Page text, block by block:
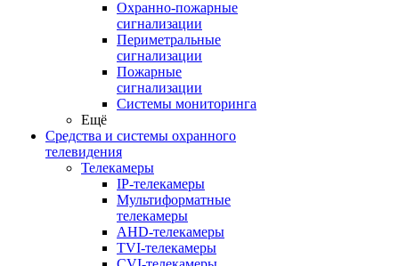
Охранно-пожарные
сигнализации
Периметральные
сигнализации
Пожарные
сигнализации
Системы мониторинга
Ещё
Средства и системы охранного
телевидения
Телекамеры
IP-телекамеры
Мультиформатные
телекамеры
AHD-телекамеры
TVI-телекамеры